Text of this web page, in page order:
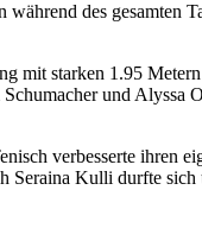
des gesamten
mit starken 1.95
und Alyssa
verbesserte ihren
Seraina Kulli durfte sich